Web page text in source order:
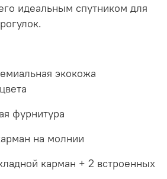
идеальным спутником для
экокожа
фурнитура
на молнии
карман + 2 встроенных